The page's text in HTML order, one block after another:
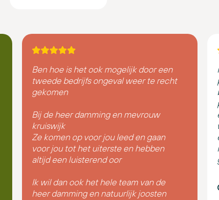
Ben hoe is het ook mogelijk door een
tweede bedrijfs ongeval weer te recht
gekomen
Bij de heer damming en mevrouw
kruiswijk
Ze komen op voor jou leed en gaan
voor jou tot het uiterste en hebben
altijd een luisterend oor
Ik wil dan ook het hele team van de
heer damming en natuurlijk joosten